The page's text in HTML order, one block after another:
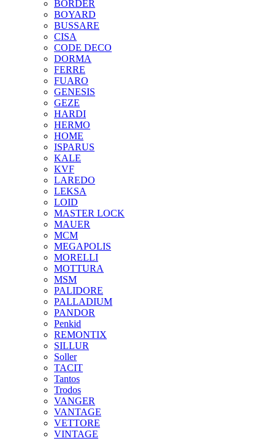
BORDER
BOYARD
BUSSARE
CISA
CODE DECO
DORMA
FERRE
FUARO
GENESIS
GEZE
HARDI
HERMO
HOMЕ
ISPARUS
KALE
KVF
LAREDO
LEKSA
LOID
MASTER LOCK
MAUER
MCM
MEGAPOLIS
MORELLI
MOTTURA
MSM
PALIDORE
PALLADIUM
PANDOR
Penkid
REMONTIX
SILLUR
Soller
TACIT
Tantos
Trodos
VANGER
VANTAGE
VETTORE
VINTAGE